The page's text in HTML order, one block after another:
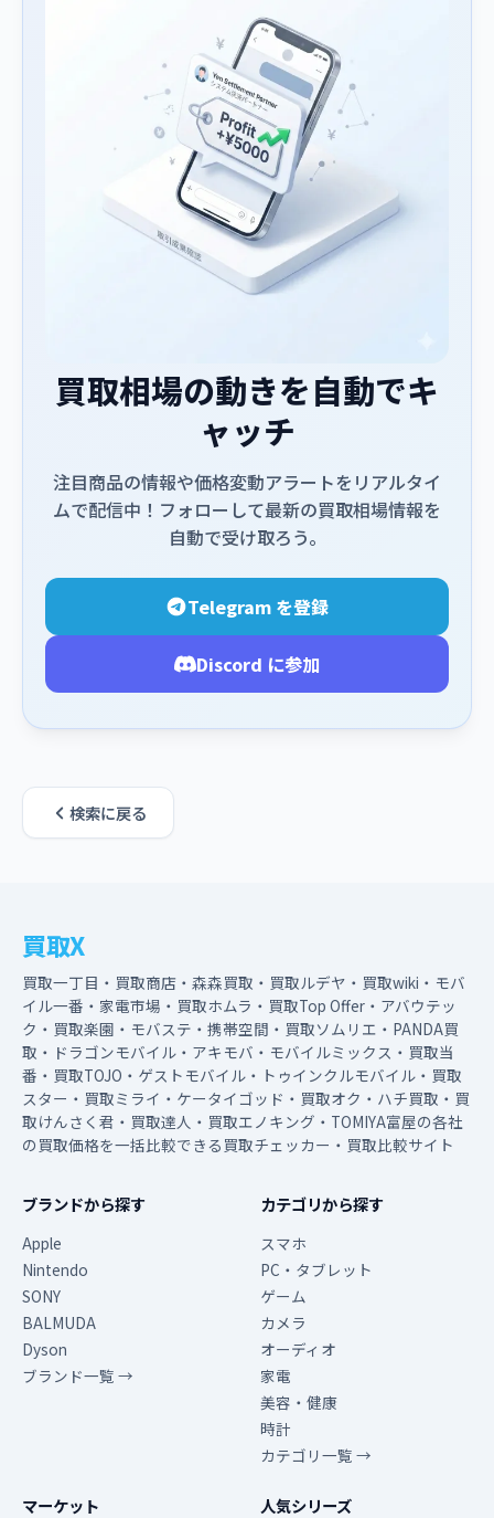
買取相場の動きを自動でキ
ャッチ
注目商品の情報や価格変動アラートをリアルタイ
ムで配信中！フォローして最新の買取相場情報を
自動で受け取ろう。
Telegram を登録
Discord に参加
検索に戻る
買取X
買取一丁目・買取商店・森森買取・買取ルデヤ・買取wiki・モバ
イル一番・家電市場・買取ホムラ・買取Top Offer・アバウテッ
ク・買取楽園・モバステ・携帯空間・買取ソムリエ・PANDA買
取・ドラゴンモバイル・アキモバ・モバイルミックス・買取当
番・買取TOJO・ゲストモバイル・トゥインクルモバイル・買取
スター・買取ミライ・ケータイゴッド・買取オク・ハチ買取・買
取けんさく君・買取達人・買取エノキング・TOMIYA富屋の各社
の買取価格を一括比較できる買取チェッカー・買取比較サイト
ブランドから探す
Apple
Nintendo
SONY
BALMUDA
Dyson
ブランド一覧 →
カテゴリから探す
スマホ
PC・タブレット
ゲーム
カメラ
オーディオ
家電
美容・健康
時計
カテゴリ一覧 →
マーケット 人気シリーズ